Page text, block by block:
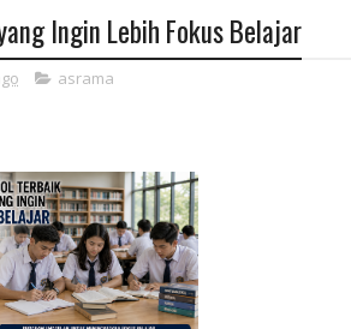
Ingin Lebih Fokus Belajar
asrama